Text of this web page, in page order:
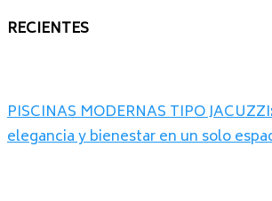
RECIENTES
PISCINAS MODERNAS TIPO
elegancia y bienestar en un solo